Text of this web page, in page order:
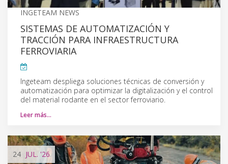
INGETEAM NEWS
SISTEMAS DE AUTOMATIZACIÓN Y
TRACCIÓN PARA INFRAESTRUCTURA
FERROVIARIA
Ingeteam despliega soluciones técnicas de conversión y
automatización para optimizar la digitalización y el control
del material rodante en el sector ferroviario.
Leer más…
24 JUL. '26